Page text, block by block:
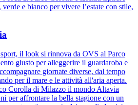
e bianco per vivere l’estate con stile,
il look si rinnova da OVS al Parco
giusto per alleggerire il guardaroba e
giornate diverse, dal tempo
per il mare e le attività all'aria aperta.
Corolla di Milazzo il mondo Altavia
per affrontare la bella stagione con un